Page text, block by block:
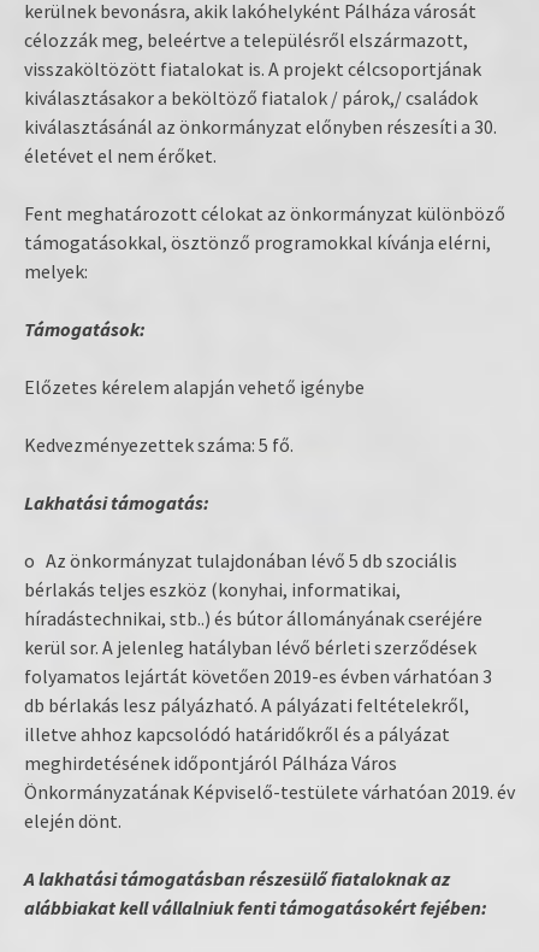
kerülnek bevonásra, akik lakóhelyként Pálháza városát
célozzák meg, beleértve a településről elszármazott,
visszaköltözött fiatalokat is. A projekt célcsoportjának
kiválasztásakor a beköltöző fiatalok / párok,/ családok
kiválasztásánál az önkormányzat előnyben részesíti a 30.
életévet el nem érőket.
Fent meghatározott célokat az önkormányzat különböző
támogatásokkal, ösztönző programokkal kívánja elérni,
melyek:
Támogatások:
Előzetes kérelem alapján vehető igénybe
Kedvezményezettek száma: 5 fő.
Lakhatási támogatás:
o Az önkormányzat tulajdonában lévő 5 db szociális
bérlakás teljes eszköz (konyhai, informatikai,
híradástechnikai, stb..) és bútor állományának cseréjére
kerül sor. A jelenleg hatályban lévő bérleti szerződések
folyamatos lejártát követően 2019-es évben várhatóan 3
db bérlakás lesz pályázható. A pályázati feltételekről,
illetve ahhoz kapcsolódó határidőkről és a pályázat
meghirdetésének időpontjáról Pálháza Város
Önkormányzatának Képviselő-testülete várhatóan 2019. év
elején dönt.
A lakhatási támogatásban részesülő fiataloknak az
alábbiakat kell vállalniuk fenti támogatásokért fejében: